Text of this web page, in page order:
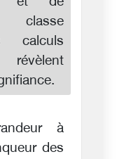
classe
calculs
à
des